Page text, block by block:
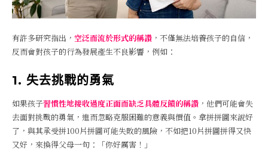
有許多研究指出， 空泛而流於形式的稱讚 ，不僅無法培養孩子的自信，
反而會對孩子的行為發展產生不良影響，例如：
1. 失去挑戰的勇氣
如果孩子習慣性地接收過度正面而缺乏具體反饋的稱讚 ，他們可能會失
去面對挑戰的勇氣，進而忽略克服困難的意義與價值。拿拼拼圖來說好
了，與其承受拼100片拼圖可能失敗的風險，不如把10片拼圖拼得又快
又好，來換得父母一句：「你好厲害！」